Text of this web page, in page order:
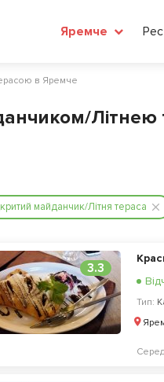
Яремче
в Яремче
Літнею
майданчик/Літня тераса
3.3
Тип: